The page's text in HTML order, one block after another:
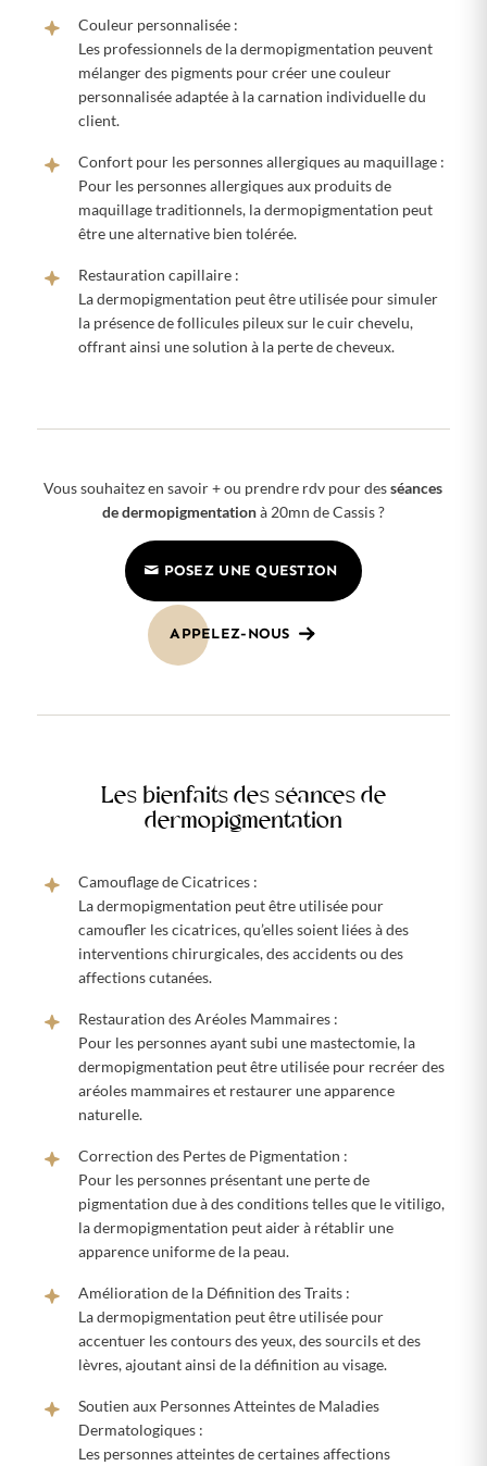
Couleur personnalisée :
Les professionnels de la dermopigmentation peuvent
mélanger des pigments pour créer une couleur
personnalisée adaptée à la carnation individuelle du
client.
Confort pour les personnes allergiques au maquillage :
Pour les personnes allergiques aux produits de
maquillage traditionnels, la dermopigmentation peut
être une alternative bien tolérée.
Restauration capillaire :
La dermopigmentation peut être utilisée pour simuler
la présence de follicules pileux sur le cuir chevelu,
offrant ainsi une solution à la perte de cheveux.
Vous souhaitez en savoir + ou prendre rdv pour desséances
de dermopigmentationà 20mn de Cassis ?
POSEZ UNE QUESTION
APPELEZ-NOUS
Les bienfaits des séances de
dermopigmentation
Camouflage de Cicatrices :
La dermopigmentation peut être utilisée pour
camoufler les cicatrices, qu’elles soient liées à des
interventions chirurgicales, des accidents ou des
affections cutanées.
Restauration des Aréoles Mammaires :
Pour les personnes ayant subi une mastectomie, la
dermopigmentation peut être utilisée pour recréer des
aréoles mammaires et restaurer une apparence
naturelle.
Correction des Pertes de Pigmentation :
Pour les personnes présentant une perte de
pigmentation due à des conditions telles que le vitiligo,
la dermopigmentation peut aider à rétablir une
apparence uniforme de la peau.
Amélioration de la Définition des Traits :
La dermopigmentation peut être utilisée pour
accentuer les contours des yeux, des sourcils et des
lèvres, ajoutant ainsi de la définition au visage.
Soutien aux Personnes Atteintes de Maladies
Dermatologiques :
Les personnes atteintes de certaines affections